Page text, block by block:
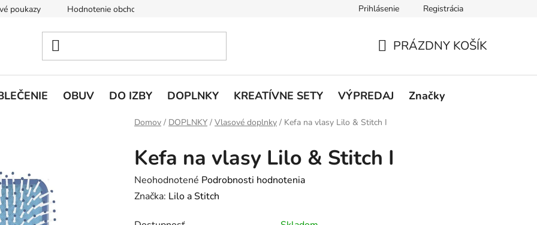
poukazy Hodnotenie obchodu Podmienky ochrany osobných údajov
Prihlásenie Registrácia
KOŠÍK
PRÁZDNY KOŠÍK
OBUV DO IZBY DOPLNKY KREATÍVNE SETY VÝPREDAJ Značky
Domov / DOPLNKY / Vlasové doplnky / Kefa na vlasy Lilo & Stitch I
Kefa na vlasy Lilo & Stitch I
Priemerné
hodnotenie
Neohodnotené Podrobnosti hodnotenia
Značka: Lilo a Stitch